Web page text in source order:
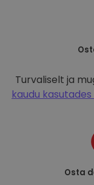
Turvaliselt ja
kaudu kasutades
Osta